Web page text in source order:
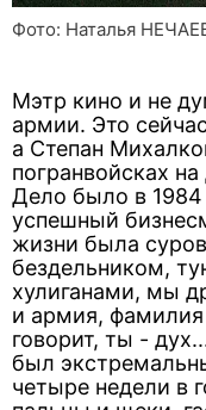
Фото: Наталья
Мэтр кино и не
армии. Это
а Степан
погранвойсках
Дело было в 1984
успешный
жизни была
бездельником,
хулиганами, мы
и армия, фамилия
говорит, ты -
был
четыре недели в